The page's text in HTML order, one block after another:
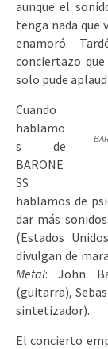
aunque el
tenga nada que
enamoró.
conciertazo
solo pude
Cuando
hablamo
s de
BARONE
SS
hablamos de
dar más
(Estados
divulgan de
Metal: John
(guitarra),
sintetizador).
El concierto